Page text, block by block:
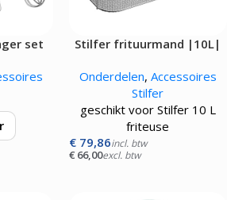
werkbanken zonder koeling
set Stilfer frituurmand |10L|
Onderdelen, Accessoires
Stilfer
geschikt voor Stilfer 10 L
friteuse
€79,86incl. btw
€66,00excl. btw